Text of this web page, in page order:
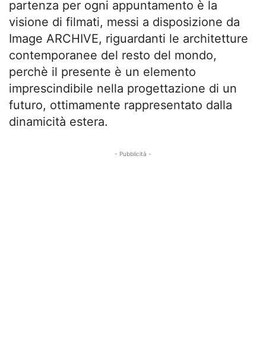
partenza per ogni appuntamento è la
visione di filmati, messi a disposizione da
Image ARCHIVE, riguardanti le architetture
contemporanee del resto del mondo,
perchè il presente è un elemento
imprescindibile nella progettazione di un
futuro, ottimamente rappresentato dalla
dinamicità estera.
- Pubblicità -